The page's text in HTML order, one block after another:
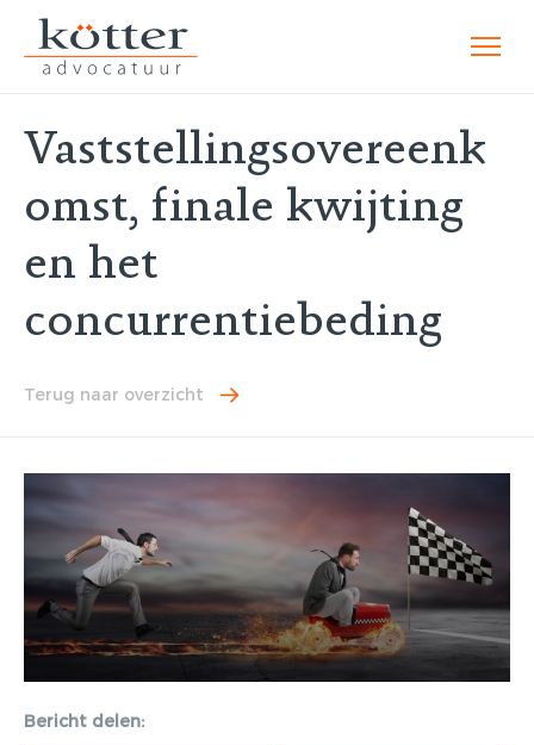
Vaststellingsovereenk
omst, finale kwijting
en het
concurrentiebeding
Terug naar overzicht
Bericht delen: